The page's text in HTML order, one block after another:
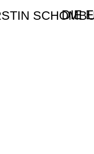
DIE